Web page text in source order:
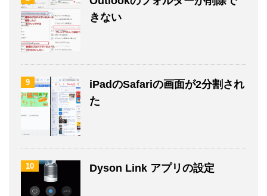
きない
9
iPadのSafariの画面が2分割され
た
10 Dyson Link アプリの設定